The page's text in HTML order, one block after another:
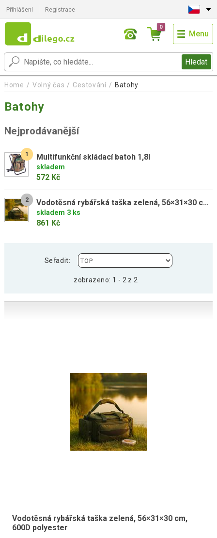
Přihlášení Registrace
Hledat
0
Menu
Home Volný čas Cestování Batohy
Batohy
Nejprodávanější
1 Multifunkční skládací batoh 1,8l
skladem
572 Kč
2 Vodotěsná rybářská taška zelená, 56×31×30 cm, 600D polyester
skladem 3 ks
861 Kč
Seřadit:
zobrazeno: 1 - 2 z 2
Vodotěsná rybářská taška zelená, 56×31×30 cm,
600D polyester